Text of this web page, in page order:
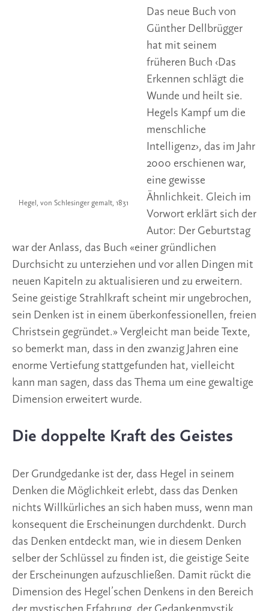
t,
1
31
Das neue Buch von Günther Dellbrügger hat mit
seinem früheren Buch ‹Das Erkennen schlägt die
Wunde und heilt sie. Hegels Kampf um die
menschliche Intelligenz›, das im Jahr 2000
erschienen war, eine gewisse Ähnlichkeit. Gleich
im Vorwort erklärt sich der Autor: Der
Geburtstag war der Anlass, das Buch «einer
gründlichen Durchsicht zu unterziehen und vor
allen Dingen mit neuen Kapiteln zu aktualisieren
und zu erweitern. Seine geistige Strahlkraft
scheint mir ungebrochen, sein Denken ist in
einem überkonfessionellen, freien Christsein
gegründet.» Vergleicht man beide Texte, so
bemerkt man, dass in den zwanzig Jahren eine
enorme Vertiefung stattgefunden hat, vielleicht
kann man sagen, dass das Thema um eine
gewaltige Dimension erweitert wurde.
Die doppelte Kraft des Geistes
Der Grundgedanke ist der, dass Hegel in seinem
Denken die Möglichkeit erlebt, dass das Denken
nichts Willkürliches an sich haben muss, wenn man
konsequent die Erscheinungen durchdenkt. Durch
selber der Schlüssel zu finden ist, die geistige Seite
Dimension des Hegel’schen Denkens in den Bereich
der mystischen Erfahrung, der Gedankenmystik.
Hier bringt Dellbrügger eine der interessantesten
Erfahrungen ein, die vom persischen Dichter
Dschellaladin Rumi gemacht und von Hegel zitiert
und beschrieben werden. Rumi dichtet: «Wohl endet
Tod des Lebens Not, / Doch schauert Leben vor dem
Tod. / Das Leben sieht die dunkle Hand, / Den